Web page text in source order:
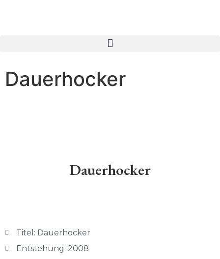
Dauerhocker
Dauerhocker
Titel: Dauerhocker
Entstehung: 2008